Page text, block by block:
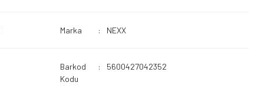
Marka NEXX
Barkod
Kodu
5600427042352